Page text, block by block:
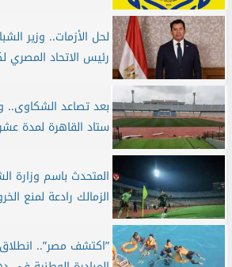
لحل الأزمات.. وزير
رئيس الاتحاد المصري
بعد تصاعد الشكاوى..
ستاد القاهرة لمدة
المتحدث باسم وزارة
الزمالك رادعة لمنع
”اكتشف مصر”..